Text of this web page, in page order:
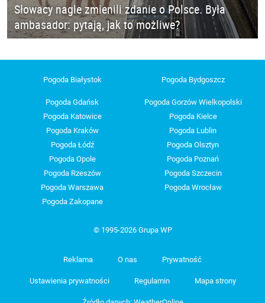
Słowacy nagle zmienili zdanie o Polsce. Była
ambasador: pytają, jak to możliwe?
Pogoda Białystok Pogoda Bydgoszcz
Pogoda Gdańsk
Pogoda Gorzów Wielkopolski
Pogoda Katowice
Pogoda Kielce
Pogoda Kraków
Pogoda Lublin
Pogoda Łódź
Pogoda Olsztyn
Pogoda Opole
Pogoda Poznań
Pogoda Rzeszów
Pogoda Szczecin
Pogoda Warszawa
Pogoda Wrocław
Pogoda Zakopane
© 1995-2026 Grupa WP
Reklama O nas Prywatność
Ustawienia prywatności Regulamin Mapa strony